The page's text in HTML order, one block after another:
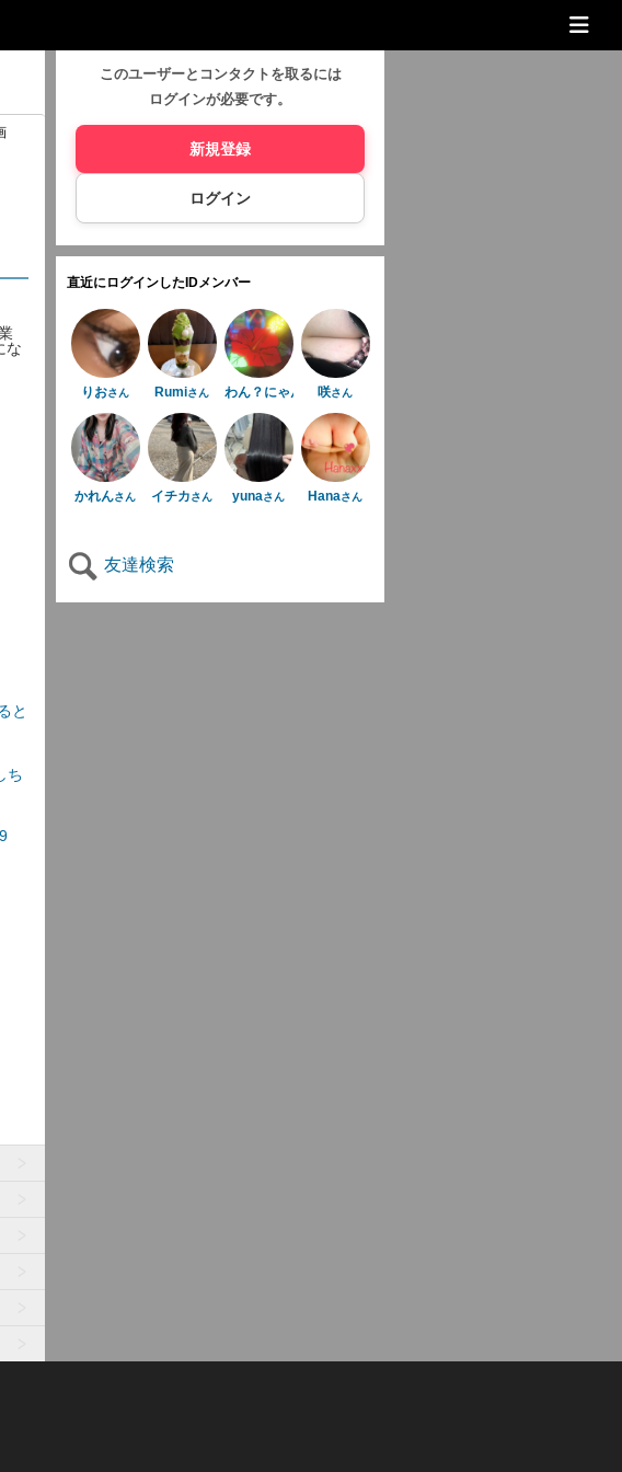
な
と
ち
このユーザーとコンタクトを取るには
ログインが必要です。
新規登録
ログイン
直近にログインしたIDメンバー
りおさん Rumiさん わん？にゃん さん咲さん
かれんさん イチカさん yunaさん Hanaさん
友達検索